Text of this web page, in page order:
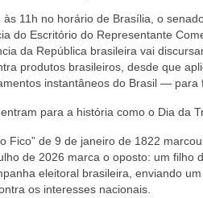
11h no horário de Brasília, o
do Escritório do Representante
da República brasileira vai
produtos brasileiros, desde que
instantâneos do Brasil — para
para a história como o Dia da
Fico” de 9 de janeiro de 1822
de 2026 marca o oposto: um
eleitoral brasileira, enviando
os interesses nacionais.